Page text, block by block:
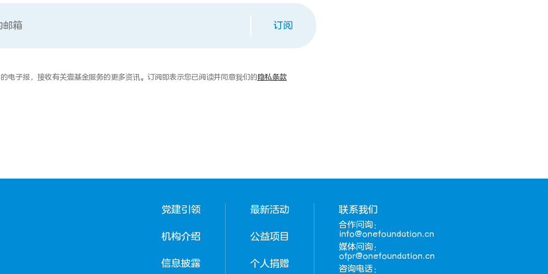
订阅
电子报，接收有关壹基金服务的更多资讯。订阅即表示您已阅读并同意我们的隐私条款
党建引领
机构介绍
信息披露
最新活动
公益项目
个人捐赠
联系我们
合作问询：
info@onefoundation.cn
媒体问询：
ofpr@onefoundation.cn
咨询电话：